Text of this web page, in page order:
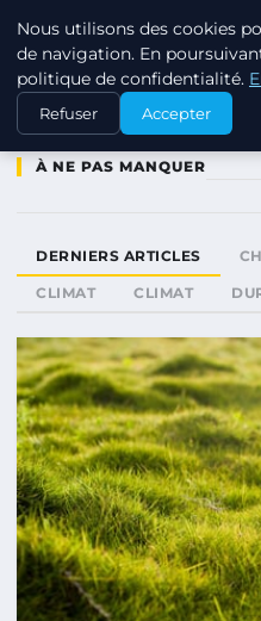
RSE ENJEUX
À NE PAS MANQUER
DERNIERS ARTICLES
CLIMAT CLIMAT
Nous utilisons des cookies
de navigation. En
politique de confidentialité.
Refuser Accepter